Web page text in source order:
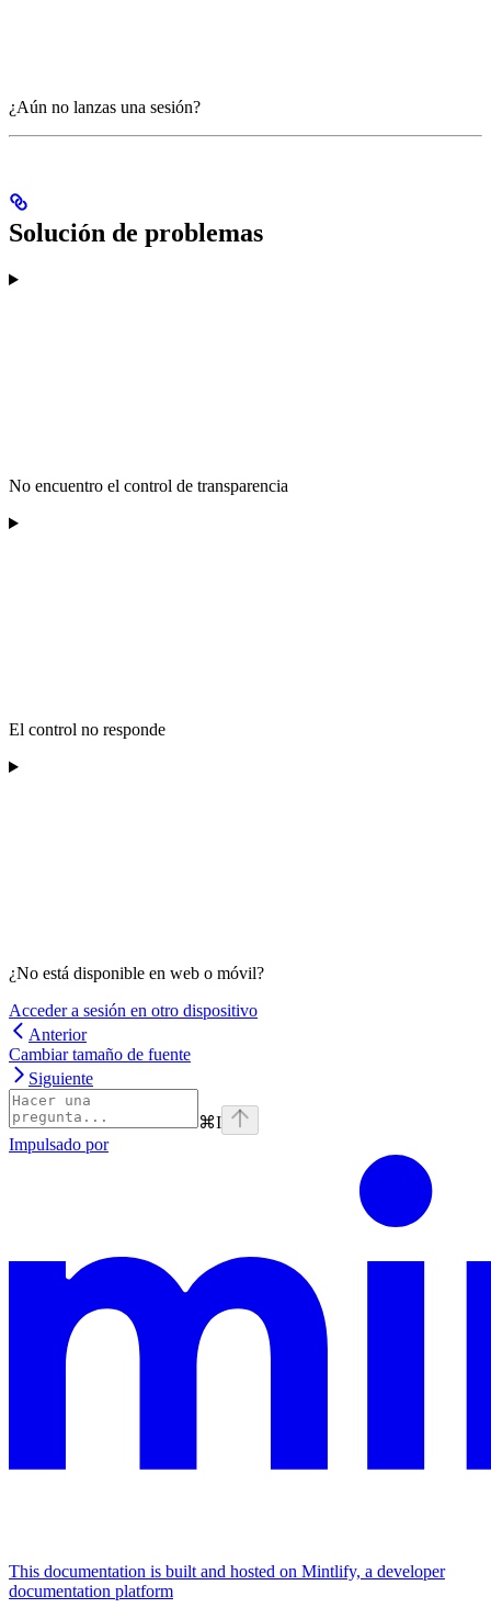
¿Aún no lanzas una sesión?
Solución de problemas
No encuentro el control de transparencia
El control no responde
¿No está disponible en web o móvil?
Acceder a sesión en otro dispositivo
Anterior
Cambiar tamaño de fuente
Siguiente
⌘I
Impulsado por
This documentation is built and hosted on Mintlify, a developer
documentation platform